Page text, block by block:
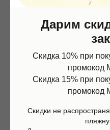
Дарим
Скидка 10% при
промокод
Скидка 15% при
промокод
Скидки не